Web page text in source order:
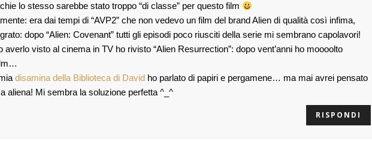
lo stesso sarebbe stato troppo “di classe” per questo film
era dai tempi di “AVP2” che non vedevo un film del brand Alien di qualità così infima,
dopo “Alien: Covenant” tutti gli episodi poco riusciti della serie mi sembrano capolavori!
averlo visto al cinema in TV ho rivisto “Alien Resurrection”: dopo vent’anni ho moooolto
disamina della Biblioteca di David ho parlato di papiri e pergamene… ma mai avrei pensato
aliena! Mi sembra la soluzione perfetta ^_^
RISPONDI